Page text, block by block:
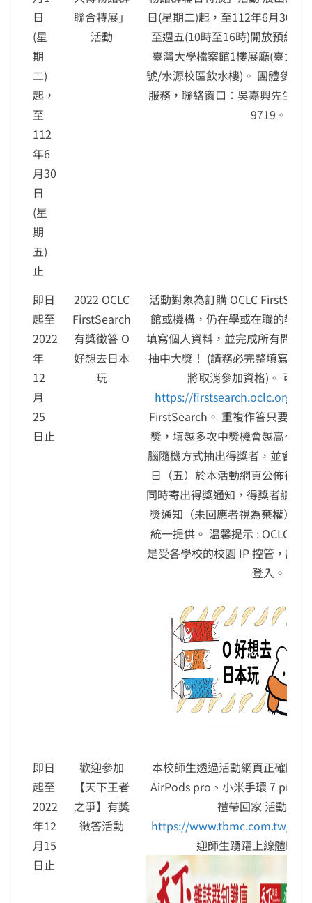
日
(星
期
二)
起，
至
112
年6
月30
日
(星
期
五)
止
聯合特展」
活動
日(星期二)起，至112年6月30日(
至週五(10時至16時)開放預約參
臺灣大學檔案館1樓展廳(臺北市
號/水源校區飲水樓)。 團體參觀
服務，聯絡窗口：吳嘉興先生，
9719。
即日
起至
2022
年
12
月
25
日止
2022 OCLC
FirstSearch
有獎徵答 O
好想去日本
玩
活動對象為訂購 OCLC
館或機構，仍在學或在職的教職
填寫個人資料，並完成所有問題
抽中大獎！ (請務必完整填寫各
將取消參加資格)。 可透
https://firstsearch.oclc.org/
FirstSearch。 重複作答只要答
獎，填越多次中獎機會越高～
腦隨機方式抽出得獎者，並會在
日（五）於本活動網頁公佈得獎
同時寄出得獎通知，得獎者請於
獎通知（未回應者視為棄權）。
統一提供。 温馨提示 : OCLC
是受各學校的校園 IP 控管，請
登入。
即日
起至
2022
年12
月15
日止
歡迎參加
【天下王者
之爭】有獎
徵答活動
本校師生透過活動網頁正確回
AirPods pro、小米手環 7 pro
禮帶回家 活動網址
https://www.tbmc.com.tw/
迎師生踴躍上線體驗與